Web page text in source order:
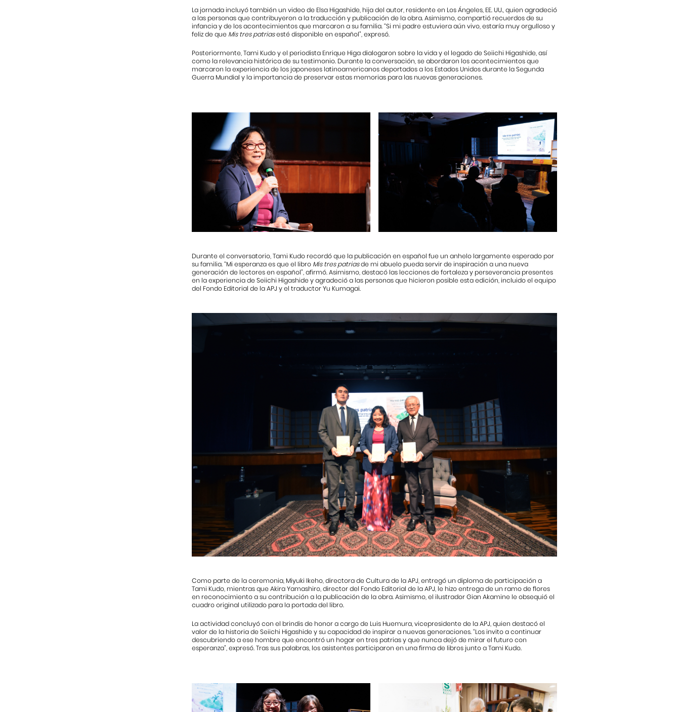
La jornada incluyó también un video de Elsa Higashide, hija del autor, residente en Los Ángeles, EE. UU., quien agradeció
a las personas que contribuyeron a la traducción y publicación de la obra. Asimismo, compartió recuerdos de su
infancia y de los acontecimientos que marcaron a su familia. “Si mi padre estuviera aún vivo, estaría muy orgulloso y
feliz de que Mis tres patriasesté disponible en español”, expresó.
Posteriormente, Tami Kudo y el periodista Enrique Higa dialogaron sobre la vida y el legado de Seiichi Higashide, así
como la relevancia histórica de su testimonio. Durante la conversación, se abordaron los acontecimientos que
marcaron la experiencia de los japoneses latinoamericanos deportados a los Estados Unidos durante la Segunda
Guerra Mundial y la importancia de preservar estas memorias para las nuevas generaciones.
Durante el conversatorio, Tami Kudo recordó que la publicación en español fue un anhelo largamente esperado por
su familia. “Mi esperanza es que el libro Mis tres patriasde mi abuelo pueda servir de inspiración a una nueva
generación de lectores en español”, afirmó. Asimismo, destacó las lecciones de fortaleza y perseverancia presentes
en la experiencia de Seiichi Higashide y agradeció a las personas que hicieron posible esta edición, incluido el equipo
del Fondo Editorial de la APJ y el traductor Yu Kumagai.
Como parte de la ceremonia, Miyuki Ikeho, directora de Cultura de la APJ, entregó un diploma de participación a
Tami Kudo, mientras que Akira Yamashiro, director del Fondo Editorial de la APJ, le hizo entrega de un ramo de flores
en reconocimiento a su contribución a la publicación de la obra. Asimismo, el ilustrador Gian Akamine le obsequió el
cuadro original utilizado para la portada del libro.
La actividad concluyó con el brindis de honor a cargo de Luis Huemura, vicepresidente de la APJ, quien destacó el
valor de la historia de Seiichi Higashide y su capacidad de inspirar a nuevas generaciones. “Los invito a continuar
descubriendo a ese hombre que encontró un hogar en tres patrias y que nunca dejó de mirar el futuro con
esperanza”, expresó. Tras sus palabras, los asistentes participaron en una firma de libros junto a Tami Kudo.